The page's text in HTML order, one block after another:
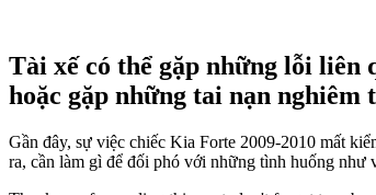
Tài xế có thể gặp những lỗi liên
hoặc gặp những tai nạn nghiêm
Gần đây, sự việc chiếc Kia Forte 2009-2010 mất
ra, cần làm gì để đối phó với những tình huống như